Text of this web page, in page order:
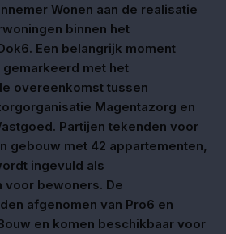
Wonen aan de realisatie
binnen het
Een belangrijk moment
met het
overeenkomst tussen
Magentazorg en
Partijen tekenden voor
gebouw met 42 appartementen,
ingevuld als
voor bewoners. De
afgenomen van Pro6 en
en komen beschikbaar voor